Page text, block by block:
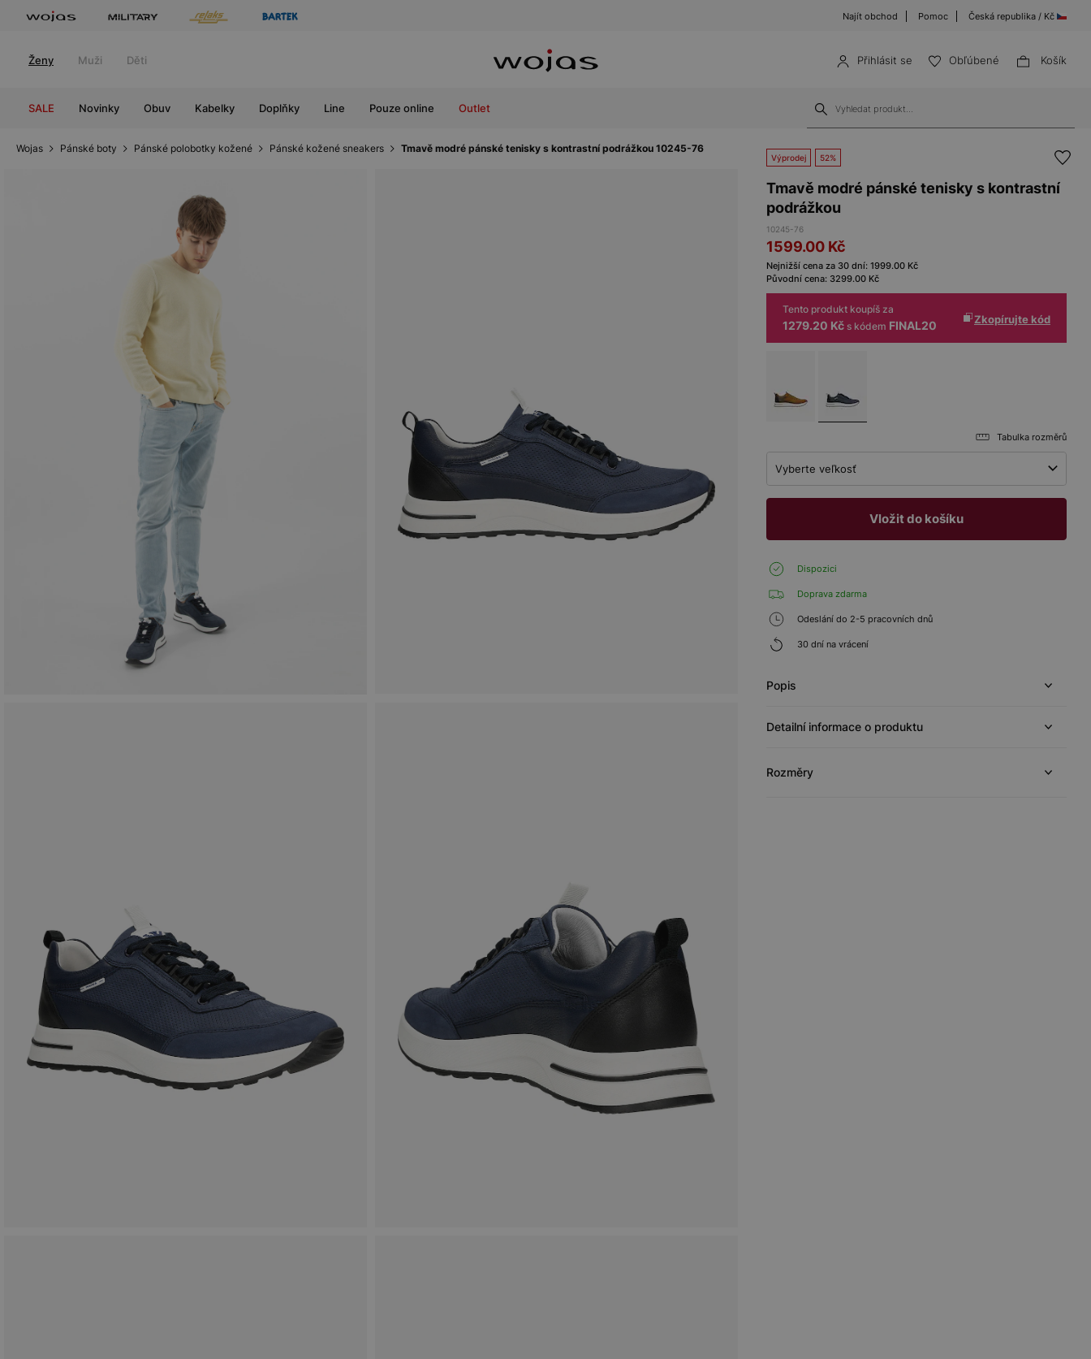
Najít obchod Pomoc Česká republika / Kč
Ženy Muži Děti Přihlásit se Obľúbené Košík
SALE Novinky Obuv Kabelky Doplňky Line Pouze online Outlet
Wojas Pánské boty Pánské polobotky kožené Pánské kožené sneakers Tmavě modré pánské tenisky s kontrastní podrážkou 10245-76
Výprodej 52%
Tmavě modré pánské tenisky s kontrastní
podrážkou
10245-76
1599.00 Kč
Nejnižší cena za 30 dní: 1999.00 Kč
Původní cena: 3299.00 Kč
Tento produkt koupíš za
1279.20 Kč s kódem FINAL20 Zkopírujte kód
Tabulka rozměrů
Vyberte veľkosť
Vložit do košíku
Dispozici
Doprava zdarma
Odeslání do 2-5 pracovních dnů
30 dní na vrácení
Popis
Detailní informace o produktu
Rozměry